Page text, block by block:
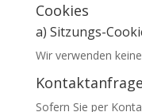
Cookies
a) Sitzungs-
Wir verwenden
Sofern Sie per